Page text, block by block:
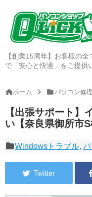
【創業15周年】お客様の
で「安心と快適」をご提供
ホーム パソコン修理
【出張サポート】
い【奈良県御所市S
Windowsトラブル,